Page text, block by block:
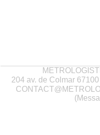
204 av. de Colmar